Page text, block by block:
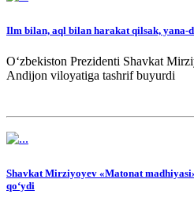
Ilm bilan, aql bilan harakat qilsak,
Oʻzbekiston Prezidenti Shavkat
Andijon viloyatiga tashrif buyurdi
Shavkat Mirziyoyev «Matonat
qo‘ydi